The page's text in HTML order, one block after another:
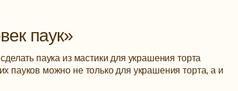
паук»
паука из мастики для украшения торта
пауков можно не только для украшения торта, а и